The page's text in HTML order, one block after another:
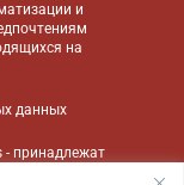
и
на
данных
- принадлежат